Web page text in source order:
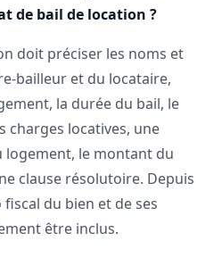
de bail de location ?
doit préciser les noms et
bailleur et du locataire,
la durée du bail, le
charges locatives, une
logement, le montant du
clause résolutoire. Depuis
du bien et de ses
être inclus.